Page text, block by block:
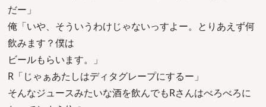
だー」
俺「いや、そういうわけじゃないっすよー。とりあえず何
飲みます？僕は
ビールもらいます。」
R「じゃぁあたしはディタグレープにするー」
そんなジュースみたいな酒を飲んでもRさんはべろべろに